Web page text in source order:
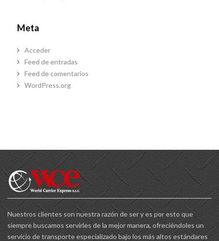
Meta
Acceder
Feed de entradas
Feed de comentarios
WordPress.org
Nuestros clientes son nuestra razón de ser y es por esto que
siempre buscamos servirles de la mejor manera, ofreciéndoles un
servicio de transporte especializado bajo los más altos estándares